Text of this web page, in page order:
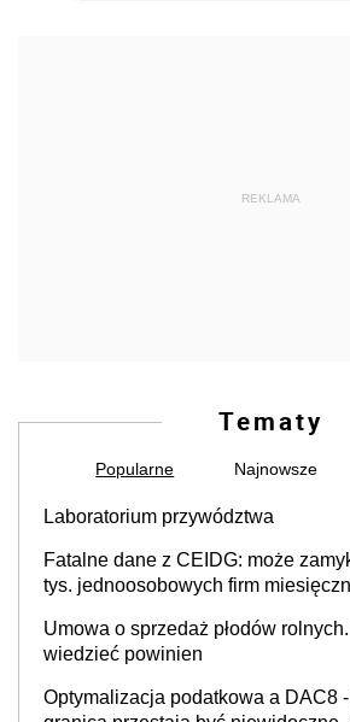
REKLAMA
Tematy
Popularne Najnowsze
Laboratorium przywództwa
Fatalne dane z CEIDG: może
tys. jednoosobowych firm
Umowa o sprzedaż płodów
wiedzieć powinien
Optymalizacja podatkowa a DAC8